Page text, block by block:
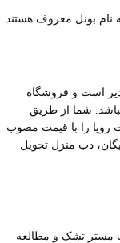
نام بونل معروف هستند
است و فروشگاه
شما از طریق
رویا را با قیمت مصوب
دب منزل تحویل
مستر تشک و مطالعه